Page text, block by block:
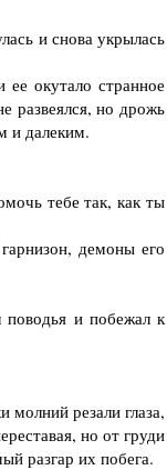
и снова укрылась
окутало странное
развеялся, но дрожь
и далеким.
тебе так, как ты
демоны его
и побежал к
резали глаза,
но от груди
разгар их побега.